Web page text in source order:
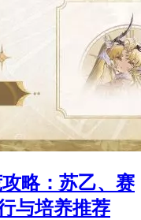
略：苏乙、赛
与培养推荐